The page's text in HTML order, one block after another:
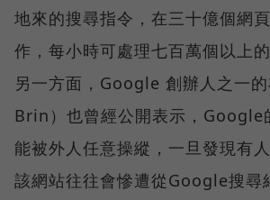
地來的搜尋指令，在三十億個網
作，每小時可處理七百萬個以上
另一方面，Google 創辦人之一
Brin）也曾經公開表示，Google
能被外人任意操縱，一旦發現有
該網站往往會慘遭從Google搜尋